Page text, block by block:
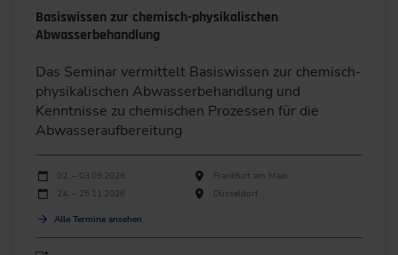
Basiswissen zur chemisch-physikalischen
Abwasserbehandlung
Das Seminar vermittelt Basiswissen zur chemisch-
physikalischen Abwasserbehandlung und
Kenntnisse zu chemischen Prozessen für die
Abwasseraufbereitung
Durchführungen
Veranstaltungsdatum Veranstaltungsort
02. – 03.09.2026
Frankfurt am Main
24. – 25.11.2026
Düsseldorf
Alle Termine ansehen